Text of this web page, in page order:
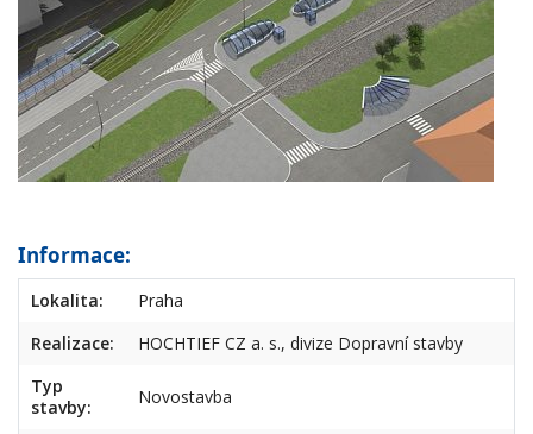
Informace:
Lokalita:
Praha
Realizace:
HOCHTIEF CZ a. s., divize Dopravní stavby
Typ
stavby:
Novostavba